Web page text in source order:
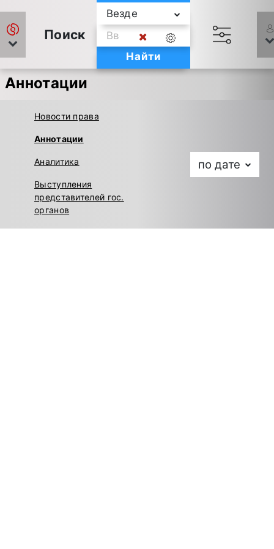
Поиск
Везде
Найти
Аннотации
Новости права
Аннотации
Аналитика
Выступления
представителей гос.
органов
по дате